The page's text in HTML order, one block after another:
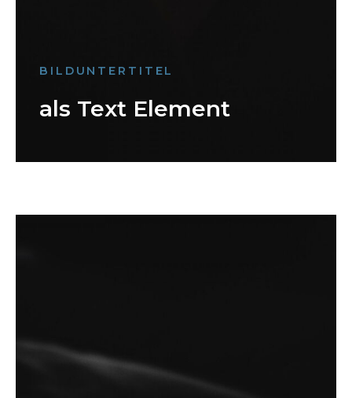
BILDUNTERTITEL
als Text Element